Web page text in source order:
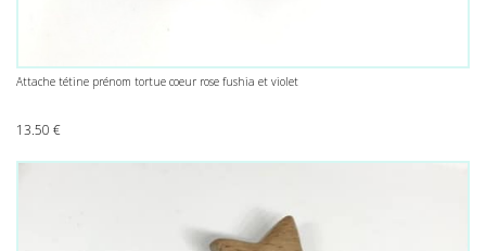
Attache tétine prénom tortue coeur rose fushia et violet
13.50 €